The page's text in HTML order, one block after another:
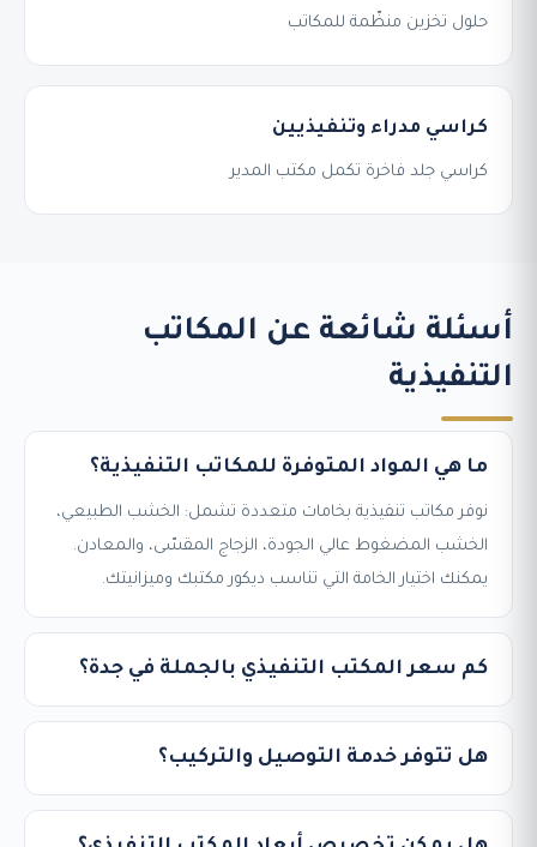
حلول تخزين منظّمة للمكاتب
كراسي مدراء وتنفيذيين
كراسي جلد فاخرة تكمل مكتب المدير
أسئلة شائعة عن المكاتب
التنفيذية
ما هي المواد المتوفرة للمكاتب التنفيذية؟
نوفر مكاتب تنفيذية بخامات متعددة تشمل: الخشب الطبيعي،
الخشب المضغوط عالي الجودة، الزجاج المقسّى، والمعادن.
يمكنك اختيار الخامة التي تناسب ديكور مكتبك وميزانيتك.
كم سعر المكتب التنفيذي بالجملة في جدة؟
هل تتوفر خدمة التوصيل والتركيب؟